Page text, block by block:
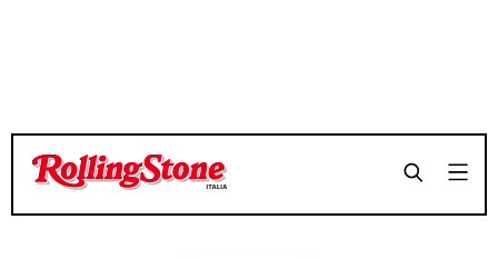
TEMPO DI LETTURA 3 MINUTI SHARE
TEMPO DI LETTURA 3 MINUTI SHARE